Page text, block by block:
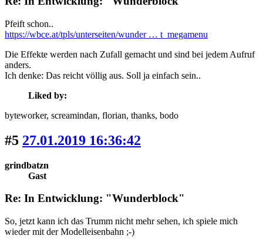
Pfeift schon..
https://wbce.at/tpls/unterseiten/wunder … t_megamenu
Die Effekte werden nach Zufall gemacht und sind bei jedem Aufruf
anders.
Ich denke: Das reicht völlig aus. Soll ja einfach sein..
Liked by:
byteworker, screamindan, florian, thanks, bodo
#5 27.01.2019 16:36:42
grindbatzn
Gast
Re: In Entwicklung: "Wunderblock"
So, jetzt kann ich das Trumm nicht mehr sehen, ich spiele mich
wieder mit der Modelleisenbahn ;-)